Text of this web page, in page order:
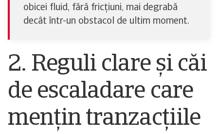
obicei fluid, fără fricțiuni, mai degrabă
decât într-un obstacol de ultim moment.
2. Reguli clare și căi
de escaladare care
mențin tranzacțiile